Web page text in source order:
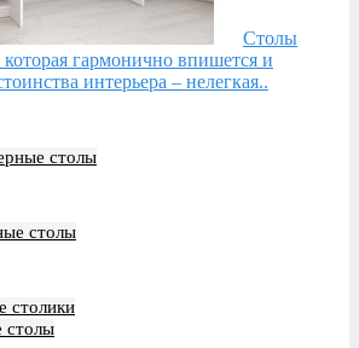
Столы
гармонично впишется и
интерьера – нелегкая..
столы
столы
столики
столы